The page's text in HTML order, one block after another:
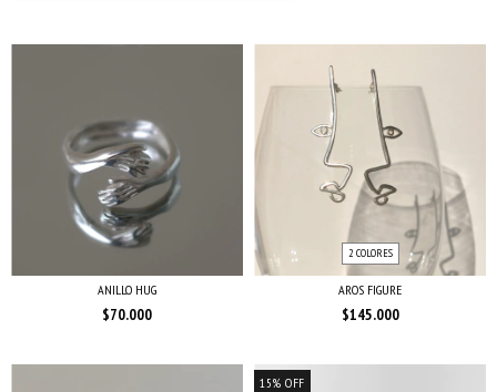
ANILLO HUG
$70.000
2 COLORES
AROS FIGURE
$145.000
15% OFF